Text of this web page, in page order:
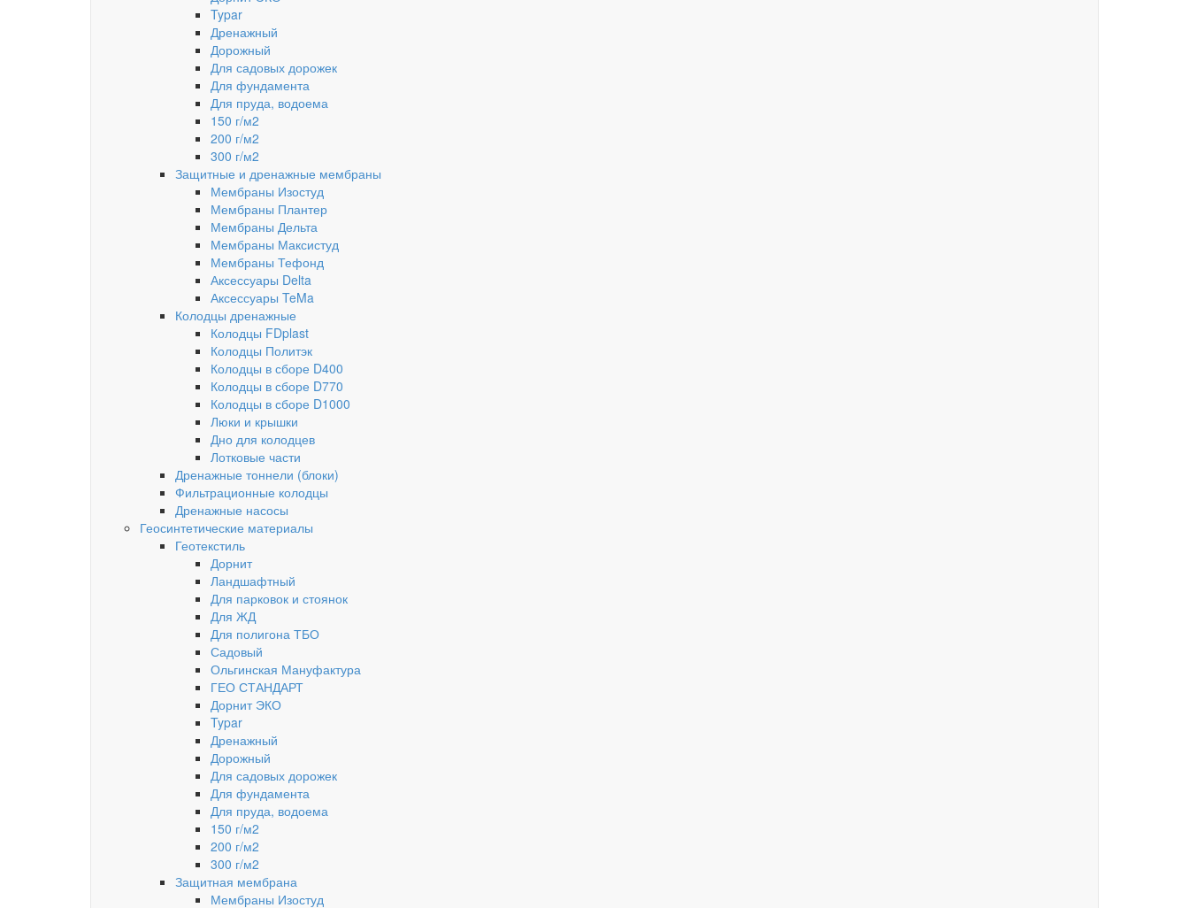
Typar
Дренажный
Дорожный
Для садовых дорожек
Для фундамента
Для пруда, водоема
150 г/м2
200 г/м2
300 г/м2
Защитные и дренажные мембраны
Мембраны Изостуд
Мембраны Плантер
Мембраны Дельта
Мембраны Максистуд
Мембраны Тефонд
Аксессуары Delta
Аксессуары TeMa
Колодцы дренажные
Колодцы FDplast
Колодцы Политэк
Колодцы в сборе D400
Колодцы в сборе D770
Колодцы в сборе D1000
Люки и крышки
Дно для колодцев
Лотковые части
Дренажные тоннели (блоки)
Фильтрационные колодцы
Дренажные насосы
Геосинтетические материалы
Геотекстиль
Дорнит
Ландшафтный
Для парковок и стоянок
Для ЖД
Для полигона ТБО
Садовый
Ольгинская Мануфактура
ГЕО СТАНДАРТ
Дорнит ЭКО
Typar
Дренажный
Дорожный
Для садовых дорожек
Для фундамента
Для пруда, водоема
150 г/м2
200 г/м2
300 г/м2
Защитная мембрана
Мембраны Изостуд